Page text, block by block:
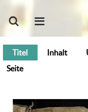
Titel Inhalt
Seite